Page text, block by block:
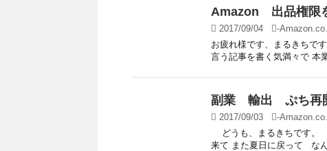
Amazon 出品権限
2017/09/04 -
お疲れ様です、まるきち
言う記事を書く気満々で
副業 輸出 ぷち再
2017/09/03 -
どうも、まるきちです。
来て また夏日に戻って な